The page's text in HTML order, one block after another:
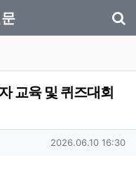
교육 및 퀴즈대회
작성일
2026.06.10 16:30